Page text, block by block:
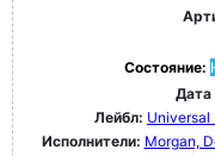
Состояние:
Дата
Лейбл: Universal
Исполнители: Morgan,